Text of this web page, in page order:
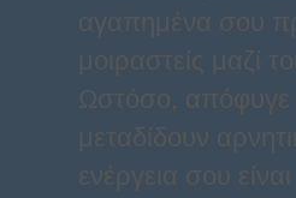
αγαπημένα σου
μοιραστείς μαζί
Ωστόσο,
μεταδίδουν
ενέργεια σου